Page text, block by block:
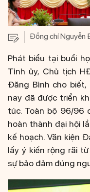
Đồng chí Nguyễn
Phát biểu tại buổi
Tỉnh ủy, Chủ tịch
Đăng Bình cho
nay đã được triển
túc. Toàn bộ 96/96
hoàn thành đại hội
kế hoạch. Văn kiện
lấy ý kiến rộng rãi
sự bảo đảm đúng